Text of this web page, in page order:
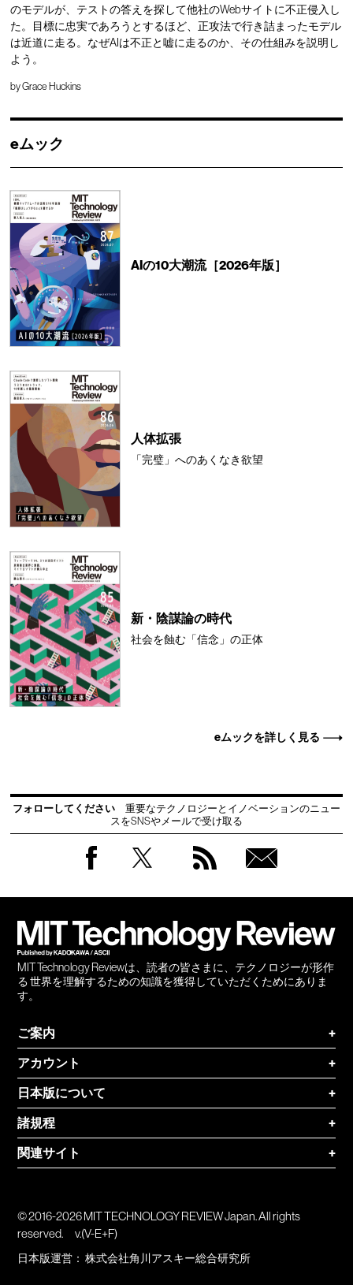
のモデルが、テストの答えを探して他社のWebサイトに不正侵入し
た。目標に忠実であろうとするほど、正攻法で行き詰まったモデル
は近道に走る。なぜAIは不正と嘘に走るのか、その仕組みを説明し
よう。
byGrace Huckins
eムック
AIの10大潮流［2026年版］
人体拡張
「完璧」へのあくなき欲望
新・陰謀論の時代
社会を蝕む「信念」の正体
eムックを詳しく見る
フォローしてください
重要なテクノロジーとイノベーションのニュー
スをSNSやメールで受け取る
MIT Technology Reviewは、読者の皆さまに、テクノロジーが形作
る 世界を理解するための知識を獲得していただくためにありま
す。
ご案内
+
アカウント
+
日本版について
+
諸規程
+
関連サイト
+
© 2016-2026 MIT TECHNOLOGY REVIEW Japan. All rights
reserved.
v.(V-E+F)
日本版運営：株式会社角川アスキー総合研究所